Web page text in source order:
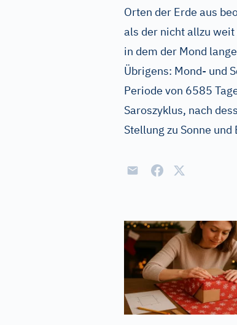
Orten der Erde aus
als der nicht allzu
in dem der Mond
Übrigens: Mond- und
Periode von 6585
Saroszyklus, nach
Stellung zu Sonne